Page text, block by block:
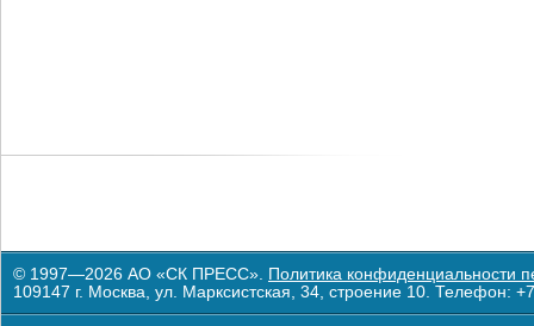
© 1997—2026 АО «СК ПРЕСС». Политика конфиденциальности
109147 г. Москва, ул. Марксистская, 34, строение 10. Телефон: